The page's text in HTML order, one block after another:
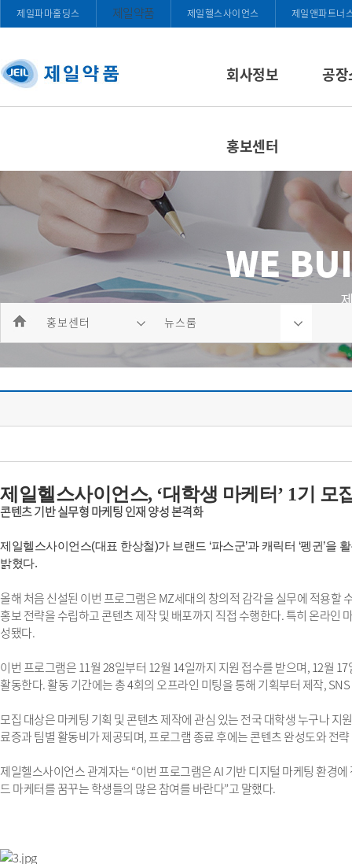
제일파마홀딩스 제일약품 제일헬스사이언스 제일앤파트너
회사정보 공
홍보센터
홍보센터 뉴스룸
제일헬스사이언스, ‘대학생 마케터’ 1기 모
콘텐츠 기반 실무형 마케팅 인재 양성 본격화
제일헬스사이언스(대표 한상철)가 브랜드 ‘파스군’과 캐릭터 ‘펭귄’
밝혔다.
올해 처음 신설된 이번 프로그램은 MZ세대의 창의적 감각을 실무에 적용
홍보 전략을 수립하고 콘텐츠 제작 및 배포까지 직접 수행한다. 특히 온라
성됐다.
이번 프로그램은 11월 28일부터 12월 14일까지 지원 접수를 받으며, 12월
활동한다. 활동 기간에는 총 4회의 오프라인 미팅을 통해 기획부터 제작,
모집 대상은 마케팅 기획 및 콘텐츠 제작에 관심 있는 전국 대학생 누구나
료증과 팀별 활동비가 제공되며, 프로그램 종료 후에는 콘텐츠 완성도와 전
제일헬스사이언스 관계자는 “이번 프로그램은 AI 기반 디지털 마케팅 환경
드 마케터를 꿈꾸는 학생들의 많은 참여를 바란다”고 말했다.​